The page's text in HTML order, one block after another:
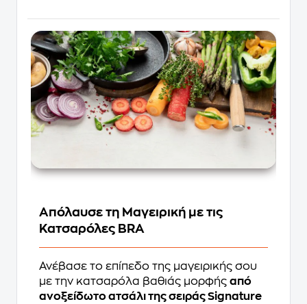
Απόλαυσε τη Μαγειρική με τις
Κατσαρόλες BRA
Ανέβασε το επίπεδο της μαγειρικής σου
με την κατσαρόλα βαθιάς μορφής από
ανοξείδωτο ατσάλι της σειράς Signature